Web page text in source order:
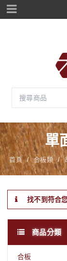
單
首頁 / 合板類 /
商品分類
合板
找不到符合